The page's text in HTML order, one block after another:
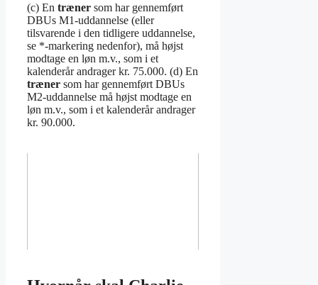
(c) En træner som har gennemført
DBUs M1-uddannelse (eller
tilsvarende i den tidligere uddannelse,
se *-markering nedenfor), må højst
modtage en løn m.v., som i et
kalenderår andrager kr. 75.000. (d) En
træner som har gennemført DBUs
M2-uddannelse må højst modtage en
løn m.v., som i et kalenderår andrager
kr. 90.000.